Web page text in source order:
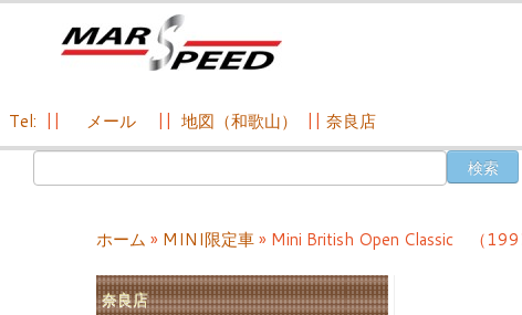
Tel: メール 地図（和歌山） 奈良店
索:
ホーム » MINI限定車» Mini British Open Classic （
奈良店